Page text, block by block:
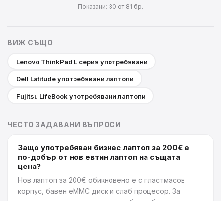
Показани: 30 от 81 бр.
ВИЖ СЪЩО
Lenovo ThinkPad L серия употребявани
Dell Latitude употребявани лаптопи
Fujitsu LifeBook употребявани лаптопи
ЧЕСТО ЗАДАВАНИ ВЪПРОСИ
Защо употребяван бизнес лаптоп за 200€ е
по-добър от нов евтин лаптоп на същата
цена?
Нов лаптоп за 200€ обикновено е с пластмасов
корпус, бавен eMMC диск и слаб процесор. За